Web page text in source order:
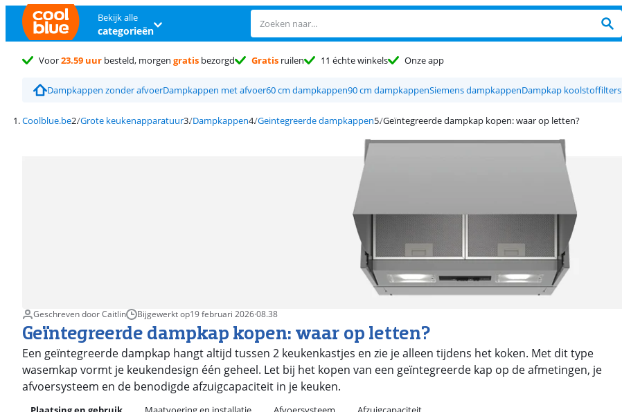
Bekijk alle
categorieën
Voor23.59 uur besteld, morgen gratis bezorgd Gratis ruilen 11 échte winkels Onze app
Dampkappen zonder afvoerDampkappen met afvoer60 cm dampkappen90 cm dampkappenSiemens dampkappenDampkap koolstoffilters
Coolblue.be Grote keukenapparatuur Dampkappen Geintegreerde dampkappen Geïntegreerde dampkap kopen: waar op letten?
Geschreven door Caitlin Bijgewerkt op19 februari 2026·08.38
Geïntegreerde dampkap kopen: waar op letten?
Een geïntegreerde dampkap hangt altijd tussen 2 keukenkastjes en zie je alleen tijdens het koken. Met dit type
wasemkap vormt je keukendesign één geheel. Let bij het kopen van een geïntegreerde kap op de afmetingen, je
afvoersysteem en de benodigde afzuigcapaciteit in je keuken.